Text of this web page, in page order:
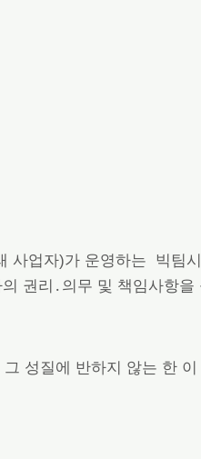
사업자)가 운영하는 빅팀
권리․의무 및 책임사항
성질에 반하지 않는 한 이